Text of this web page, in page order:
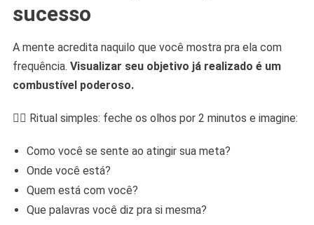
sucesso
A mente acredita naquilo que você mostra pra ela com
frequência. Visualizar seu objetivo já realizado é um
combustível poderoso.
🧘‍♀️ Ritual simples: feche os olhos por 2 minutos e imagine:
Como você se sente ao atingir sua meta?
Onde você está?
Quem está com você?
Que palavras você diz pra si mesma?